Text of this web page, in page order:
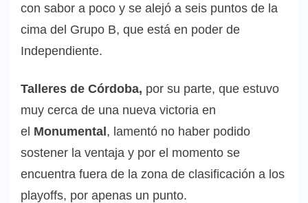
con sabor a poco y se alejó a seis puntos de la
cima del Grupo B, que está en poder de
Independiente.
Talleres de Córdoba, por su parte, que estuvo
muy cerca de una nueva victoria en
el Monumental, lamentó no haber podido
sostener la ventaja y por el momento se
encuentra fuera de la zona de clasificación a los
playoffs, por apenas un punto.